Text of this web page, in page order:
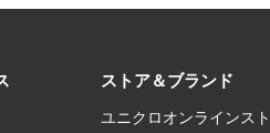
ストア＆ブランド
ユニクロオンラインス